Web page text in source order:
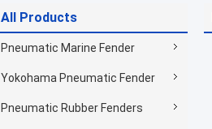
All Products
Pneumatic Marine Fender
Yokohama Pneumatic Fender
Pneumatic Rubber Fenders